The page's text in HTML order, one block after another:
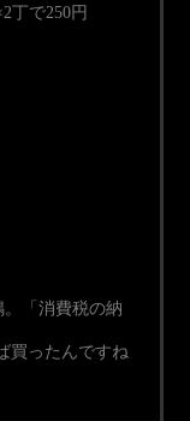
丁で250円
。「消費税の納
買ったんですね